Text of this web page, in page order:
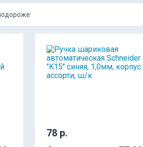
78 р.